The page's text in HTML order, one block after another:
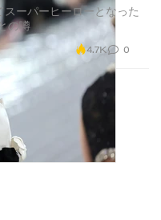
ーパーヒーローとなった
の噂
4.7K 0